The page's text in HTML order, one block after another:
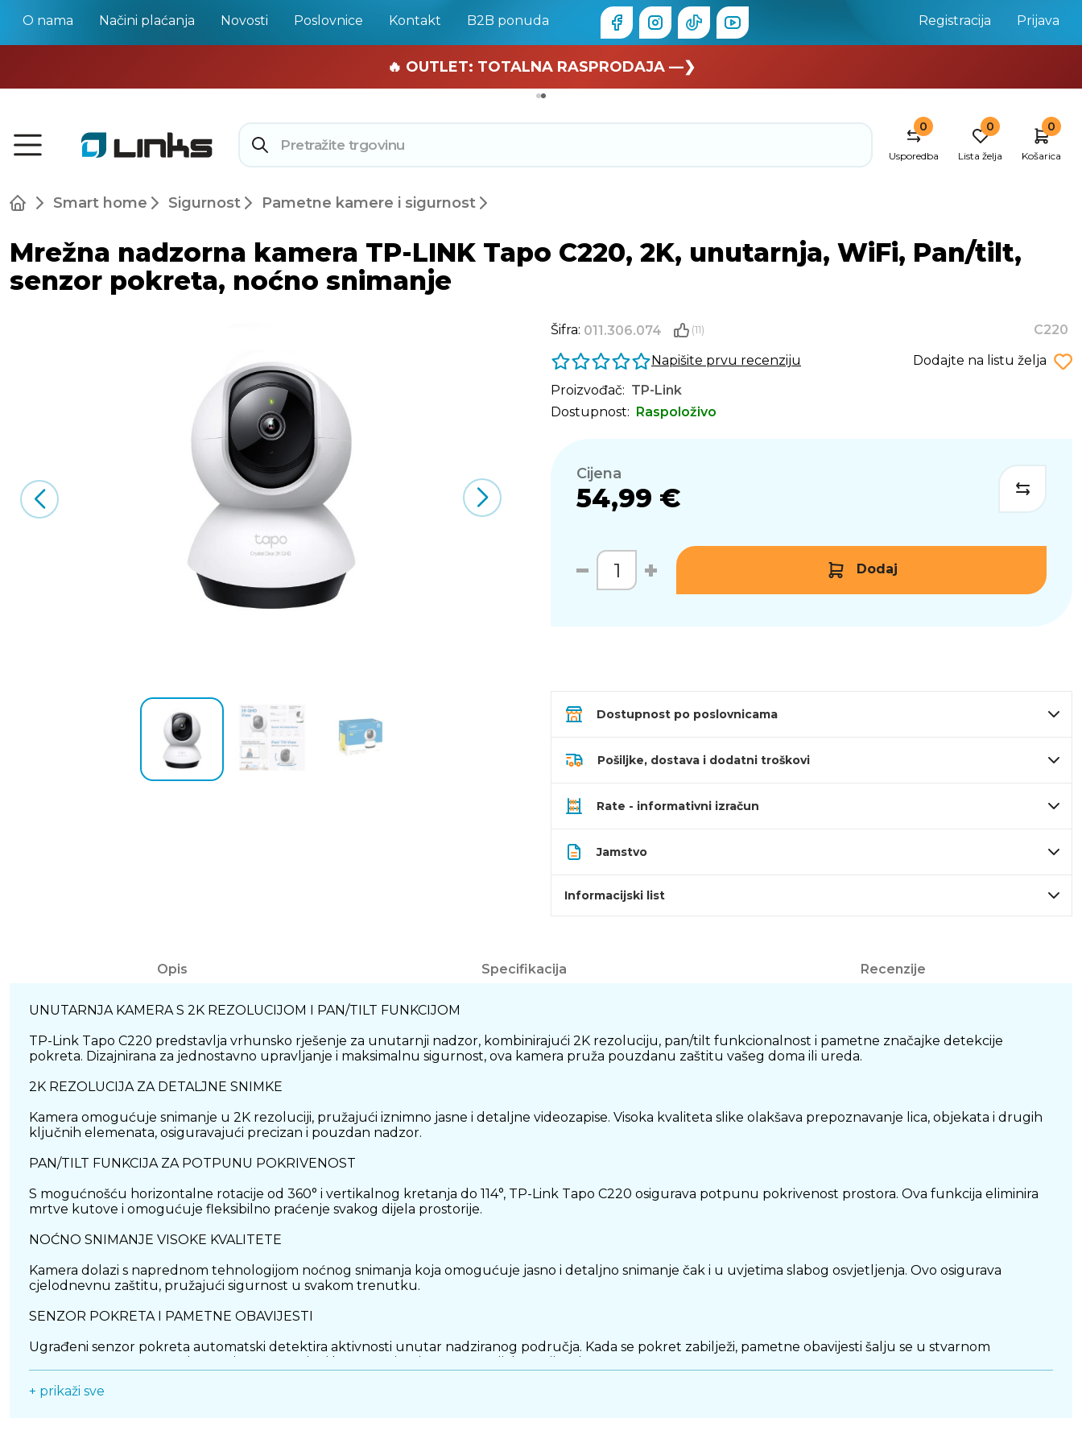
O nama Načini plaćanja Novosti Poslovnice Kontakt B2B ponuda Registracija Prijava
🏄 Zaslužuješ odmor —❯
🔥 OUTLET: TOTALNA RASPRODAJA —❯
0
Usporedba
0
Lista želja
0
Košarica
Smart home Sigurnost Pametne kamere i sigurnost
Mrežna nadzorna kamera TP-LINK Tapo C220, 2K, unutarnja, WiFi, Pan/tilt,
senzor pokreta, noćno snimanje
Šifra: 011.306.074 (11)
C220
Napišite prvu recenziju
Dodajte na listu želja
Proizvođač: TP-Link
Dostupnost: Raspoloživo
Cijena
54,99 €
Dodaj
Dostupnost po poslovnicama
Pošiljke, dostava i dodatni troškovi
Rate - informativni izračun
Jamstvo
Informacijski list
Opis Specifikacija Recenzije
UNUTARNJA KAMERA S 2K REZOLUCIJOM I PAN/TILT FUNKCIJOM
TP-Link Tapo C220 predstavlja vrhunsko rješenje za unutarnji nadzor, kombinirajući 2K rezoluciju, pan/tilt funkcionalnost i pametne značajke detekcije
pokreta. Dizajnirana za jednostavno upravljanje i maksimalnu sigurnost, ova kamera pruža pouzdanu zaštitu vašeg doma ili ureda.
2K REZOLUCIJA ZA DETALJNE SNIMKE
Kamera omogućuje snimanje u 2K rezoluciji, pružajući iznimno jasne i detaljne videozapise. Visoka kvaliteta slike olakšava prepoznavanje lica, objekata i drugih
ključnih elemenata, osiguravajući precizan i pouzdan nadzor.
PAN/TILT FUNKCIJA ZA POTPUNU POKRIVENOST
S mogućnošću horizontalne rotacije od 360° i vertikalnog kretanja do 114°, TP-Link Tapo C220 osigurava potpunu pokrivenost prostora. Ova funkcija eliminira
mrtve kutove i omogućuje fleksibilno praćenje svakog dijela prostorije.
NOĆNO SNIMANJE VISOKE KVALITETE
Kamera dolazi s naprednom tehnologijom noćnog snimanja koja omogućuje jasno i detaljno snimanje čak i u uvjetima slabog osvjetljenja. Ovo osigurava
cjelodnevnu zaštitu, pružajući sigurnost u svakom trenutku.
SENZOR POKRETA I PAMETNE OBAVIJESTI
Ugrađeni senzor pokreta automatski detektira aktivnosti unutar nadziranog područja. Kada se pokret zabilježi, pametne obavijesti šalju se u stvarnom
vremenu na vaš pametni uređaj, omogućujući brzo reagiranje na potencijalne prijetnje.
DVOSMJERNA KOMUNIKACIJA
+ prikaži sve